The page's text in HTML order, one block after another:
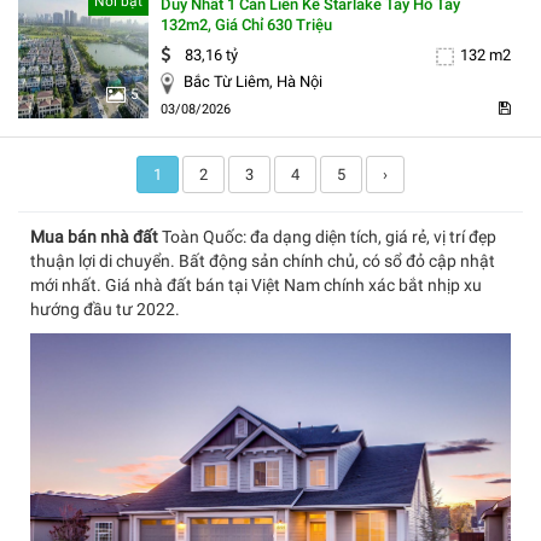
5
Duy Nhất 1 Căn Liền Kề Starlake Tây Hồ Tây
132m2, Giá Chỉ 630 Triệu
83,16 tỷ
132 m2
Bắc Từ Liêm, Hà Nội
03/08/2026
1 2 3 4 5 ›
Mua bán nhà đấtToàn Quốc: đa dạng diện tích, giá rẻ, vị trí đẹp
thuận lợi di chuyển. Bất động sản chính chủ, có sổ đỏ cập nhật
mới nhất. Giá nhà đất bán tại Việt Nam chính xác bắt nhịp xu
hướng đầu tư 2022.